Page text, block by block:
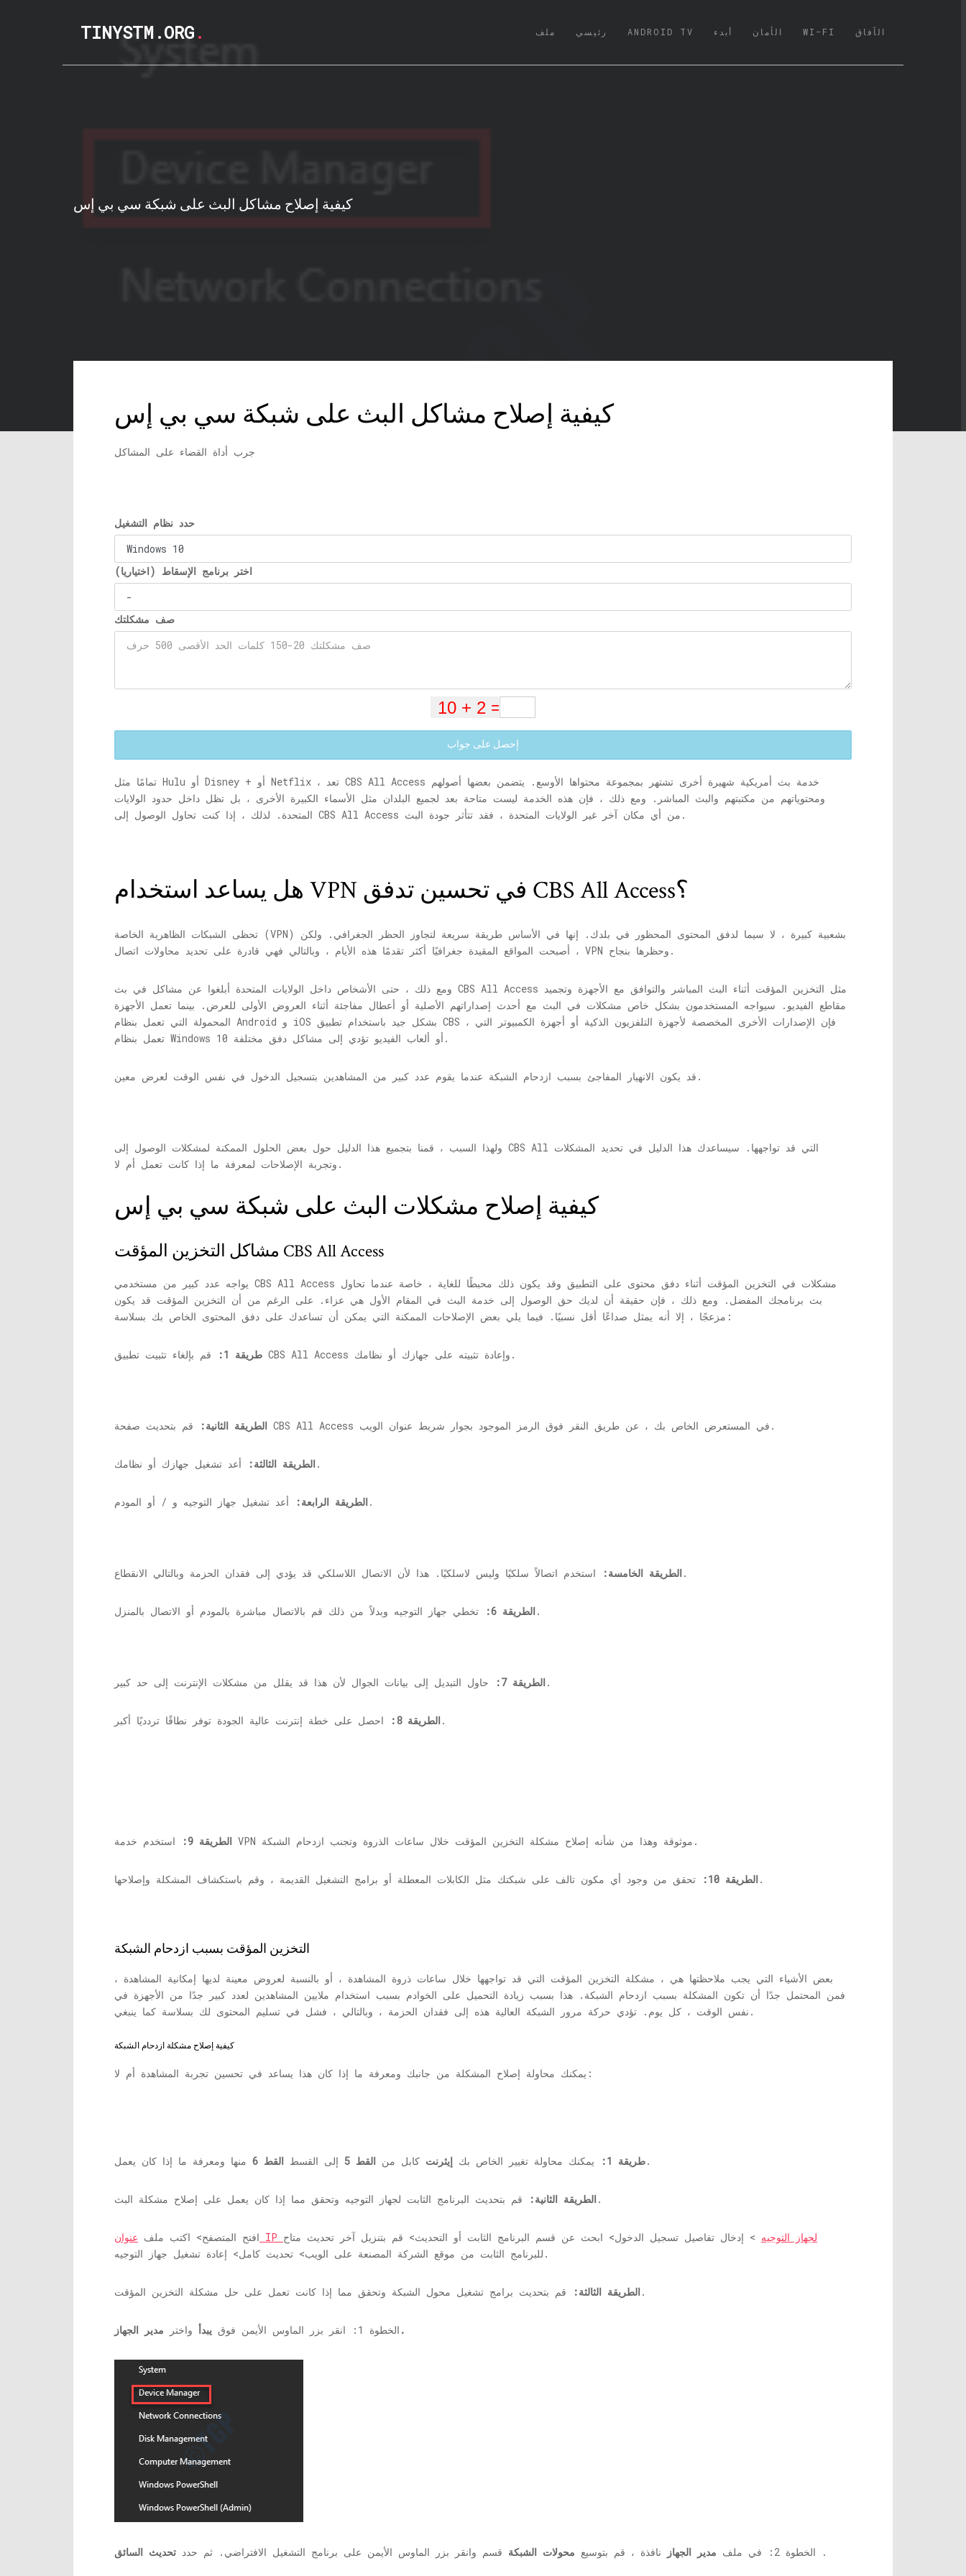
TINYSTM.ORG. رئيسي
(CURRENT) ملف ANDROID TV الأمان أبدء WI-FI الآفاق
كيفية إصلاح مشاكل البث على شبكة سي بي إس
كيفية إصلاح مشاكل البث على شبكة سي بي إس
جرب أداة القضاء على المشاكل
حدد نظام التشغيل
اختر برنامج الإسقاط (اختياريا)
صف مشكلتك
إحصل على جواب
تمامًا مثل Hulu أو Disney + أو Netflix ، تعد CBS All Access خدمة بث أمريكية شهيرة أخرى تشتهر بمجموعة محتواها الأوسع. يتضمن بعضها أصولهم
ومحتوياتهم من مكتبتهم والبث المباشر. ومع ذلك ، فإن هذه الخدمة ليست متاحة بعد لجميع البلدان مثل الأسماء الكبيرة الأخرى ، بل تظل داخل حدود الولايات
المتحدة. لذلك ، إذا كنت تحاول الوصول إلى CBS All Access من أي مكان آخر غير الولايات المتحدة ، فقد تتأثر جودة البث.
هل يساعد استخدام VPN في تحسين تدفق CBS All Access؟
تحظى الشبكات الظاهرية الخاصة (VPN) بشعبية كبيرة ، لا سيما لدفق المحتوى المحظور في بلدك. إنها في الأساس طريقة سريعة لتجاوز الحظر الجغرافي. ولكن
، أصبحت المواقع المقيدة جغرافيًا أكثر تقدمًا هذه الأيام ، وبالتالي فهي قادرة على تحديد محاولات اتصال VPN وحظرها بنجاح.
ومع ذلك ، حتى الأشخاص داخل الولايات المتحدة أبلغوا عن مشاكل في بث CBS All Access مثل التخزين المؤقت أثناء البث المباشر والتوافق مع الأجهزة وتجميد
مقاطع الفيديو. سيواجه المستخدمون بشكل خاص مشكلات في البث مع أحدث إصداراتهم الأصلية أو أعطال مفاجئة أثناء العروض الأولى للعرض. بينما تعمل الأجهزة
المحمولة التي تعمل بنظام Android و iOS بشكل جيد باستخدام تطبيق CBS ، فإن الإصدارات الأخرى المخصصة لأجهزة التلفزيون الذكية أو أجهزة الكمبيوتر التي
تعمل بنظام Windows 10 أو ألعاب الفيديو تؤدي إلى مشاكل دفق مختلفة.
قد يكون الانهيار المفاجئ بسبب ازدحام الشبكة عندما يقوم عدد كبير من المشاهدين بتسجيل الدخول في نفس الوقت لعرض معين.
ولهذا السبب ، قمنا بتجميع هذا الدليل حول بعض الحلول الممكنة لمشكلات الوصول إلى CBS All التي قد تواجهها. سيساعدك هذا الدليل في تحديد المشكلات
وتجربة الإصلاحات لمعرفة ما إذا كانت تعمل أم لا.
كيفية إصلاح مشكلات البث على شبكة سي بي إس
مشاكل التخزين المؤقت CBS All Access
يواجه عدد كبير من مستخدمي CBS All Access مشكلات في التخزين المؤقت أثناء دفق محتوى على التطبيق وقد يكون ذلك محبطًا للغاية ، خاصة عندما تحاول
بث برنامجك المفضل. ومع ذلك ، فإن حقيقة أن لديك حق الوصول إلى خدمة البث في المقام الأول هي عزاء. على الرغم من أن التخزين المؤقت قد يكون
مزعجًا ، إلا أنه يمثل صداعًا أقل نسبيًا. فيما يلي بعض الإصلاحات الممكنة التي يمكن أن تساعدك على دفق المحتوى الخاص بك بسلاسة:
طريقة 1: قم بإلغاء تثبيت تطبيق CBS All Access وإعادة تثبيته على جهازك أو نظامك.
الطريقة الثانية: قم بتحديث صفحة CBS All Access في المستعرض الخاص بك ، عن طريق النقر فوق الرمز الموجود بجوار شريط عنوان الويب.
الطريقة الثالثة: أعد تشغيل جهازك أو نظامك.
الطريقة الرابعة: أعد تشغيل جهاز التوجيه و / أو المودم.
الطريقة الخامسة: استخدم اتصالاً سلكيًا وليس لاسلكيًا. هذا لأن الاتصال اللاسلكي قد يؤدي إلى فقدان الحزمة وبالتالي الانقطاع.
الطريقة 6: تخطي جهاز التوجيه وبدلاً من ذلك قم بالاتصال مباشرة بالمودم أو الاتصال بالمنزل.
الطريقة 7: حاول التبديل إلى بيانات الجوال لأن هذا قد يقلل من مشكلات الإنترنت إلى حد كبير.
الطريقة 8: احصل على خطة إنترنت عالية الجودة توفر نطاقًا تردديًا أكبر.
الطريقة 9: استخدم خدمة VPN موثوقة وهذا من شأنه إصلاح مشكلة التخزين المؤقت خلال ساعات الذروة وتجنب ازدحام الشبكة.
الطريقة 10: تحقق من وجود أي مكون تالف على شبكتك مثل الكابلات المعطلة أو برامج التشغيل القديمة ، وقم باستكشاف المشكلة وإصلاحها.
التخزين المؤقت بسبب ازدحام الشبكة
بعض الأشياء التي يجب ملاحظتها هي ، مشكلة التخزين المؤقت التي قد تواجهها خلال ساعات ذروة المشاهدة ، أو بالنسبة لعروض معينة لديها إمكانية المشاهدة ،
فمن المحتمل جدًا أن تكون المشكلة بسبب ازدحام الشبكة. هذا بسبب زيادة التحميل على الخوادم بسبب استخدام ملايين المشاهدين لعدد كبير جدًا من الأجهزة في
نفس الوقت ، كل يوم. تؤدي حركة مرور الشبكة العالية هذه إلى فقدان الحزمة ، وبالتالي ، فشل في تسليم المحتوى لك بسلاسة كما ينبغي.
كيفية إصلاح مشكلة ازدحام الشبكة
يمكنك محاولة إصلاح المشكلة من جانبك ومعرفة ما إذا كان هذا يساعد في تحسين تجربة المشاهدة أم لا:
طريقة 1: يمكنك محاولة تغيير الخاص بك إيثرنت كابل من القط 5 إلى القسط القط 6 منها ومعرفة ما إذا كان يعمل.
الطريقة الثانية: قم بتحديث البرنامج الثابت لجهاز التوجيه وتحقق مما إذا كان يعمل على إصلاح مشكلة البث.
افتح المتصفح> اكتب ملف عنوان IP لجهاز التوجيه > إدخال تفاصيل تسجيل الدخول> ابحث عن قسم البرنامج الثابت أو التحديث> قم بتنزيل آخر تحديث متاح
للبرنامج الثابت من موقع الشركة المصنعة على الويب> تحديث كامل> إعادة تشغيل جهاز التوجيه.
الطريقة الثالثة: قم بتحديث برامج تشغيل محول الشبكة وتحقق مما إذا كانت تعمل على حل مشكلة التخزين المؤقت.
الخطوة 1: انقر بزر الماوس الأيمن فوق يبدأ واختر مدير الجهاز.
الخطوة 2: في ملف مدير الجهاز نافذة ، قم بتوسيع محولات الشبكة قسم وانقر بزر الماوس الأيمن على برنامج التشغيل الافتراضي. ثم حدد تحديث السائق .